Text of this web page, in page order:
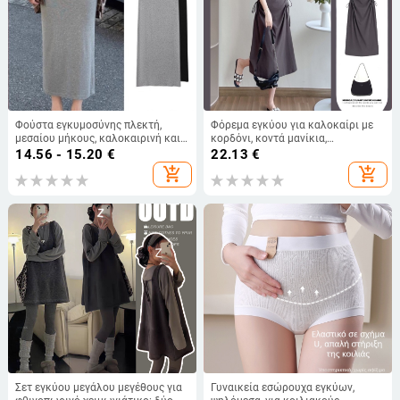
Φούστα εγκυμοσύνης πλεκτή,
μεσαίου μήκους, καλοκαιρινή και
ελαφριά, φιλική προς την κοιλιά,
σφιχτή γραμμή στους γοφούς, 95%
βισκόζη / 5% σπάντεξ
14.56 - 15.20 €
add_shopping_cart
Φόρεμα εγκύου για καλοκαίρι με
κορδόνι, κοντά μανίκια,
στρογγυλός λαιμός, άνετη γραμμή,
ιαπωνο-κορεατικό στυλ
22.13 €
add_shopping_cart
Σετ εγκύου μεγάλου μεγέθους για
Γυναικεία εσώρουχα εγκύων,